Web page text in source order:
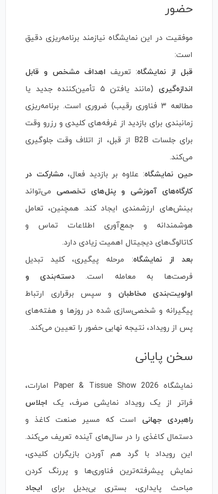
حضور
موفقیت در این نمایشگاه نیازمند برنامه‌ریزی دقیق
است:
قبل از نمایشگاه: تعریف اهداف مشخص و قابل
اندازه‌گیری
(مانند یافتن ۵ تأمین‌کننده جدید یا
مطالعه ۳ فناوری رقیب) ضروری است. برنامه‌ریزی
زمانبندی برای بازدید از غرفه‌های کلیدی و رزرو وقت
برای جلسات B2B از قبل، از اتلاف وقت جلوگیری
می‌کند.
حین نمایشگاه: علاوه بر بازدید فعال، مشارکت در
کارگاه‌های آموزشی و پنل‌های تخصصی می‌تواند
بینش‌های ارزشمندی ایجاد کند. همچنین، تعامل
هوشمندانه و جمع‌آوری اطلاعات تماس و
کاتالوگ‌های دیجیتال اهمیت زیادی دارد.
بعد از نمایشگاه: مرحله پیگیری، کلید تبدیل
فرصت‌ها به معامله است. دسته‌بندی و
اولویت‌بندی مخاطبان و سپس برقراری ارتباط
پیگیرانه و شخصی‌سازی شده در روزها و هفته‌های
پس از رویداد، نتیجه نهایی حضور را تعیین می‌کند.
سخن پایانی
نمایشگاه Paper & Tissue Show 2026 امارات،
فراتر از یک رویداد نمایشی صرف، یک اجلاس
راهبردی جهانی است که مسیر صنعت کاغذ و
دستمال کاغذی را در سال‌های آینده تعریف می‌کند.
این رویداد با گرد هم آوردن بازیگران کلیدی،
نمایش پیشرفته‌ترین فناوری‌ها و پررنگ کردن
مباحث پایداری، بستری بی‌بدیل برای ایجاد